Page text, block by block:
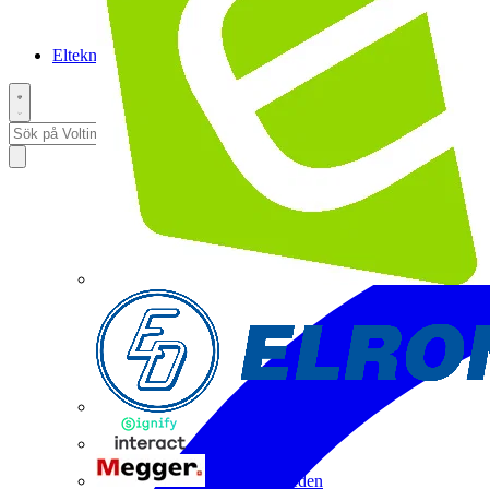
Megger Sweden
Elteknikpodden